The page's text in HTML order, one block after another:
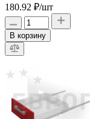
180.92 ₽/шт
В корзину